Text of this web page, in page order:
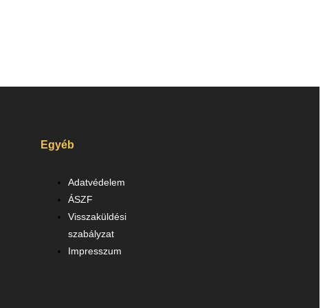
Egyéb
Adatvédelem
ÁSZF
Visszaküldési
szabályzat
Impresszum